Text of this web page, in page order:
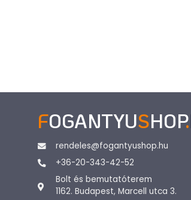
FOGANTYUSHOP.
rendeles@fogantyushop.hu
+36-20-343-42-52
Bolt és bemutatóterem
1162. Budapest, Marcell utca 3.